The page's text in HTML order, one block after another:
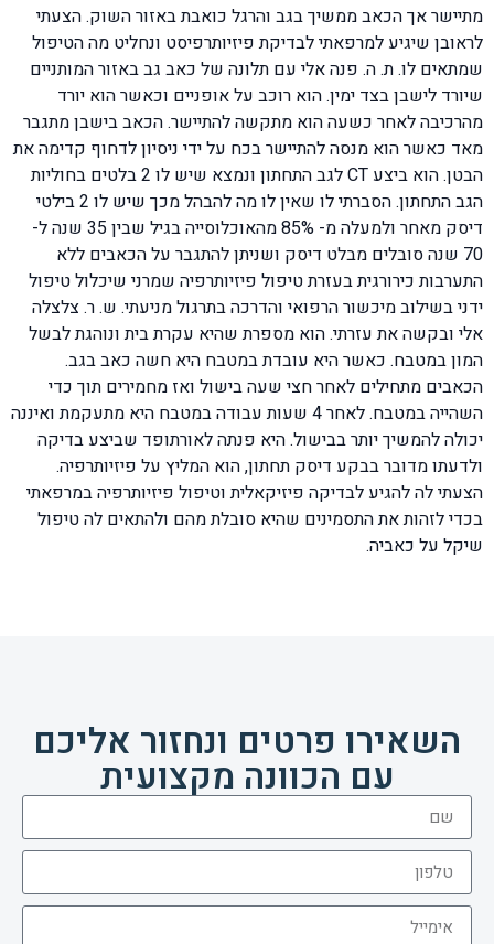
מתיישר אך הכאב ממשיך בגב והרגל כואבת באזור השוק. הצעתי
לראובן שיגיע למרפאתי לבדיקת פיזיותרפיסט ונחליט מה הטיפול
שמתאים לו. ת. ה. פנה אלי עם תלונה של כאב גב באזור המותניים
שיורד לישבן בצד ימין. הוא רוכב על אופניים וכאשר הוא יורד
מהרכיבה לאחר כשעה הוא מתקשה להתיישר. הכאב בישבן מתגבר
מאד כאשר הוא מנסה להתיישר בכח על ידי ניסיון לדחוף קדימה את
הבטן. הוא ביצע CT לגב התחתון ונמצא שיש לו 2 בלטים בחוליות
הגב התחתון. הסברתי לו שאין לו מה להבהל מכך שיש לו 2 בילטי
דיסק מאחר ולמעלה מ- 85% מהאוכלוסייה בגיל שבין 35 שנה ל-
70 שנה סובלים מבלט דיסק ושניתן להתגבר על הכאבים ללא
התערבות כירורגית בעזרת טיפול פיזיותרפיה שמרני שיכלול טיפול
ידני בשילוב מיכשור הרפואי והדרכה בתרגול מניעתי. ש. ר. צלצלה
אלי ובקשה את עזרתי. הוא מספרת שהיא עקרת בית ונוהגת לבשל
המון במטבח. כאשר היא עובדת במטבח היא חשה כאב בגב.
הכאבים מתחילים לאחר חצי שעה בישול ואז מחמירים תוך כדי
השהייה במטבח. לאחר 4 שעות עבודה במטבח היא מתעקמת ואיננה
יכולה להמשיך יותר בבישול. היא פנתה לאורתופד שביצע בדיקה
ולדעתו מדובר בבקע דיסק תחתון, הוא המליץ על פיזיותרפיה.
הצעתי לה להגיע לבדיקה פיזיקאלית וטיפול פיזיותרפיה במרפאתי
בכדי לזהות את התסמינים שהיא סובלת מהם ולהתאים לה טיפול
שיקל על כאביה.
השאירו פרטים ונחזור אליכם
עם הכוונה מקצועית